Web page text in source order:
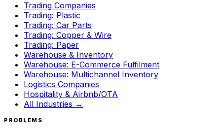
Trading Companies
Trading: Plastic
Trading: Car Parts
Trading: Copper & Wire
Trading: Paper
Warehouse & Inventory
Warehouse: E-Commerce Fulfilment
Warehouse: Multichannel Inventory
Logistics Companies
Hospitality & Airbnb/OTA
All Industries →
PROBLEMS